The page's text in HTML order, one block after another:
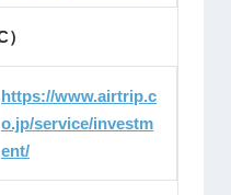
https://www.airtrip.c
o.jp/service/investm
ent/